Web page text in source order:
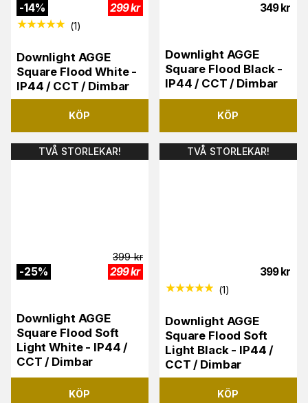
-14% 299kr
(1)
Downlight AGGE
Square Flood White -
IP44 / CCT / Dimbar
KÖP
349 kr
Downlight AGGE
Square Flood Black -
IP44 / CCT / Dimbar
KÖP
TVÅ STORLEKAR!
-25%
399 kr
299kr
Downlight AGGE
Square Flood Soft
Light White - IP44 /
CCT / Dimbar
KÖP
TVÅ STORLEKAR!
399 kr
(1)
Downlight AGGE
Square Flood Soft
Light Black - IP44 /
CCT / Dimbar
KÖP